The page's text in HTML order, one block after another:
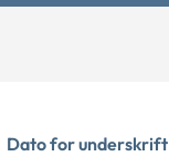
Dato for underskrift